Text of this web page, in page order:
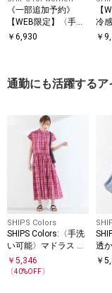
《一部追加予約》
【WEB限定】〈手洗
い可能〉アイレット
￥ 6,930
【
冷
ア
￥
通勤にも活躍するア
SHIPS Colors
SHIPS Colors:〈手洗
い可能〉マドラス チ
ェック レイヤード ラ
イク ワンピース◇
￥ 5,346
〔40%OFF〕
透
ト
￥